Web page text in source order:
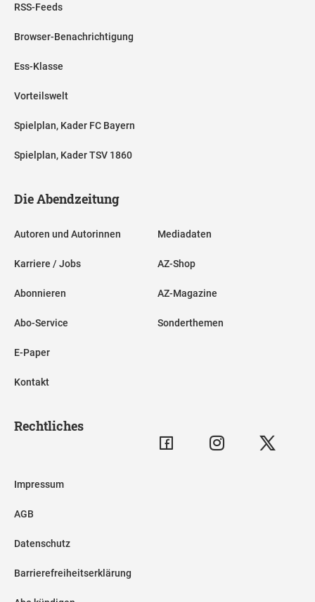
RSS-Feeds
Browser-Benachrichtigung
Ess-Klasse
Vorteilswelt
Spielplan, Kader FC Bayern
Spielplan, Kader TSV 1860
Die Abendzeitung
Autoren und Autorinnen
Karriere / Jobs
Abonnieren
Abo-Service
E-Paper
Kontakt
Mediadaten
AZ-Shop
AZ-Magazine
Sonderthemen
Rechtliches
Impressum
AGB
Datenschutz
Barrierefreiheitserklärung